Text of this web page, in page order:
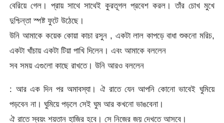
বেরিয়ে গেল। প্রায় সাথে সাথেই কুরতূগল প্রবেশ করল। তাঁর চোখ মুখে
দুশ্চিন্তা স্পষ্ট ফুটে উঠেছে।
উনি আমাকে কয়েক কোয়া কাচা রসুন , একটা লাল কাপড়ে বাধা শুকনো মরিচ,
একটা খাঁচায় একটা টিয়া পাখি দিলেন। এবং আমাকে বললেন
সব সময় এগুলো কাছে রাখতে। উনি আরও বললেন
: আর এক দিন পর অমাবস্যা। ঐ রাতে যেন আপনি কোনো ভাবেই ঘুমিয়ে
পড়বেন না। ঘুমিয়ে পড়লে সেই ঘুম আর কখনো ভাঙবেনা।
ঐ রাতে স্বয়ং শয়তান হাজির হবে। সে নিজের জয় দেখতে আসবে।